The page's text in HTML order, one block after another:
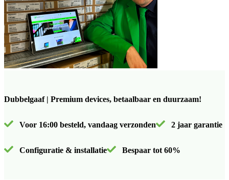
Dubbelgaaf | Premium devices, betaalbaar en duurzaam!
Voor 16:00 besteld, vandaag verzonden 2 jaar garantie
Configuratie & installatie Bespaar tot 60%